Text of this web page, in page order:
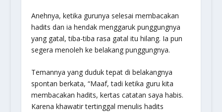
Anehnya, ketika gurunya selesai membacakan
hadits dan ia hendak menggaruk punggungnya
yang gatal, tiba-tiba rasa gatal itu hilang. Ia pun
segera menoleh ke belakang punggungnya.
Temannya yang duduk tepat di belakangnya
spontan berkata, “Maaf, tadi ketika guru kita
membacakan hadits, kertas catatan saya habis.
Karena khawatir tertinggal menulis hadits